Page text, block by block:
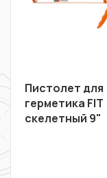
Пистолет для
герметика FIT
скелетный 9"